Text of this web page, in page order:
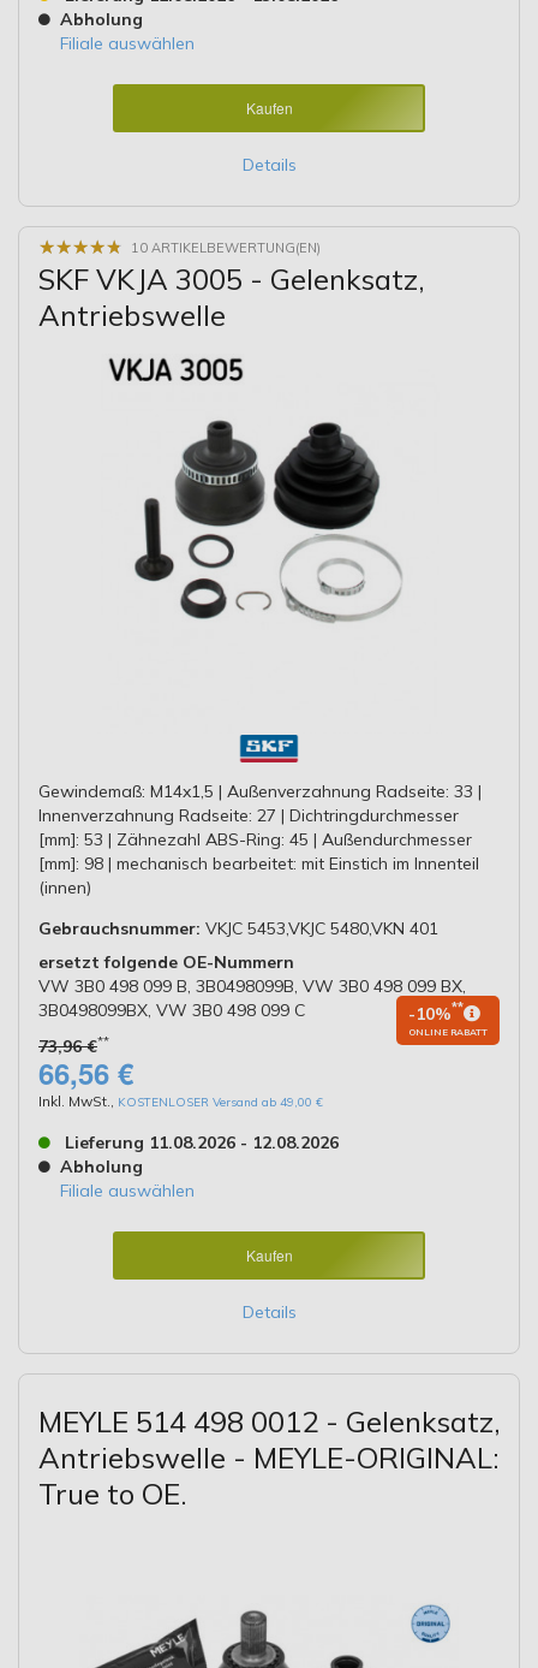
Abholung
Filiale auswählen
Kaufen
Details
★★★★★
★★★★★ 10 ARTIKELBEWERTUNG(EN)
SKF VKJA 3005 - Gelenksatz,
Antriebswelle
Gewindemaß: M14x1,5 | Außenverzahnung Radseite: 33 |
Innenverzahnung Radseite: 27 | Dichtringdurchmesser
[mm]: 53 | Zähnezahl ABS-Ring: 45 | Außendurchmesser
[mm]: 98 | mechanisch bearbeitet: mit Einstich im Innenteil
(innen)
Gebrauchsnummer: VKJC 5453,VKJC 5480,VKN 401
ersetzt folgende OE-Nummern
VW 3B0 498 099 B, 3B0498099B, VW 3B0 498 099 BX,
3B0498099BX, VW 3B0 498 099 C
73,96 €**
-10%**
ONLINE RABATT
66,56 €
Inkl. MwSt. KOSTENLOSER Versand ab 49,00 €
Lieferung 11.08.2026 - 12.08.2026
Abholung
Filiale auswählen
Kaufen
Details
MEYLE 514 498 0012 - Gelenksatz,
Antriebswelle - MEYLE-ORIGINAL:
True to OE.